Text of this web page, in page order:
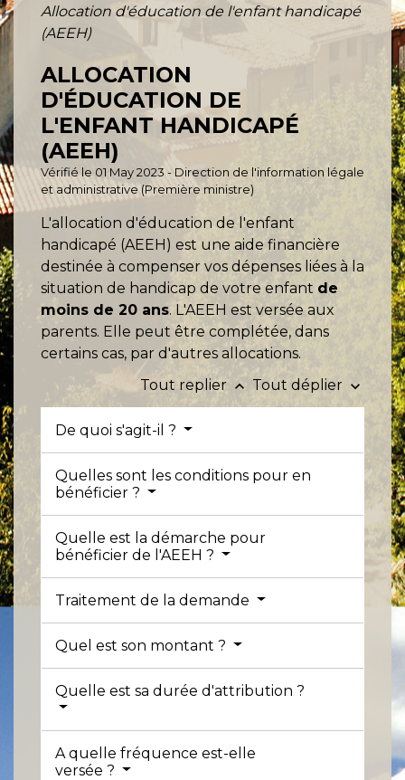
Allocation d'éducation de l'enfant handicapé
(AEEH)
ALLOCATION
D'ÉDUCATION DE
L'ENFANT HANDICAPÉ
(AEEH)
Vérifié le 01 May 2023 - Direction de l'information légale
et administrative (Première ministre)
L'allocation d'éducation de l'enfant
handicapé (AEEH) est une aide financière
destinée à compenser vos dépenses liées à la
situation de handicap de votre enfant de
moins de 20 ans. L'AEEH est versée aux
parents. Elle peut être complétée, dans
certains cas, par d'autres allocations.
Tout replier keyboard_arrow_up Tout déplier keyboard_arrow_down
De quoi s'agit-il ?
Quelles sont les conditions pour en
bénéficier ?
Quelle est la démarche pour
bénéficier de l'AEEH ?
Traitement de la demande
Quel est son montant ?
Quelle est sa durée d'attribution ?
A quelle fréquence est-elle
versée ?